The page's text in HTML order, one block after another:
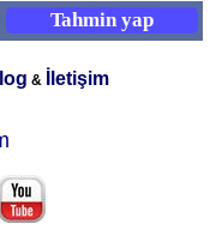
& İletişim